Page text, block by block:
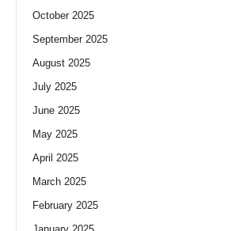
October 2025
September 2025
August 2025
July 2025
June 2025
May 2025
April 2025
March 2025
February 2025